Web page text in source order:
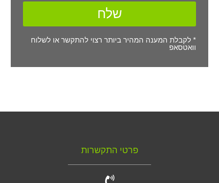
שלח
* לקבלת המענה המהיר ביותר רצוי להתקשר או לשלוח
וואטסאפ
פרטי התקשרות